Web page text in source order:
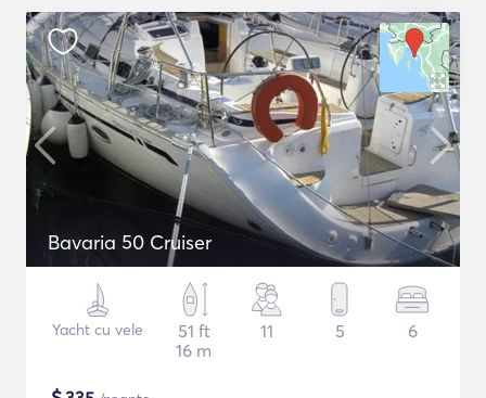
Bavaria 50 Cruiser
Yacht cu vele
51 ft
16 m
11 5 6